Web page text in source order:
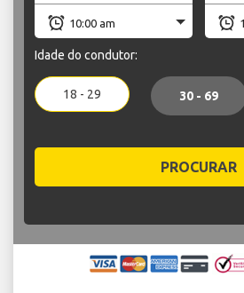
Idade do condutor:
18 - 29 30 - 69
PROCURAR